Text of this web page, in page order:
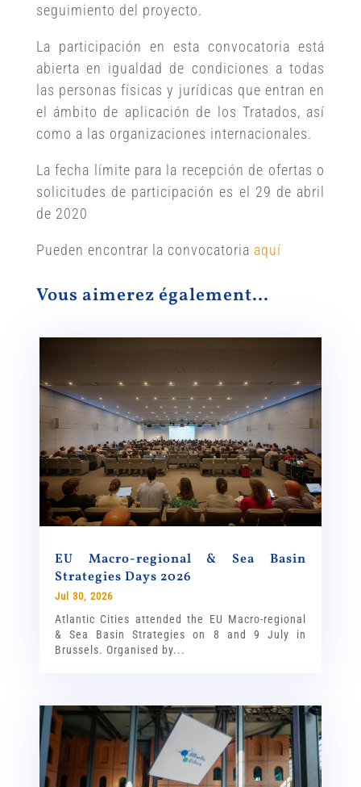
seguimiento del proyecto.
La participación en esta convocatoria está
abierta en igualdad de condiciones a todas
las personas físicas y jurídicas que entran en
el ámbito de aplicación de los Tratados, así
como a las organizaciones internacionales.
La fecha límite para la recepción de ofertas o
solicitudes de participación es el 29 de abril
de 2020
Pueden encontrar la convocatoria aquí
Vous aimerez également…
EU Macro-regional & Sea Basin
Strategies Days 2026
Jul 30, 2026
Atlantic Cities attended the EU Macro-regional
& Sea Basin Strategies on 8 and 9 July in
Brussels. Organised by...